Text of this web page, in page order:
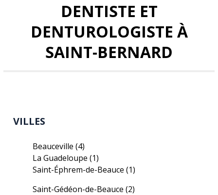
DENTISTE ET
DENTUROLOGISTE À
SAINT-BERNARD
VILLES
Beauceville(4)
La Guadeloupe(1)
Saint-Éphrem-de-Beauce(1)
Saint-Gédéon-de-Beauce(2)